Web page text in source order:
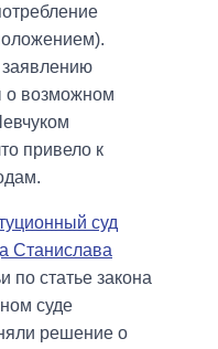
заявлению
о возможном
привело к
суд
Станислава
по статье закона
суде
решение о